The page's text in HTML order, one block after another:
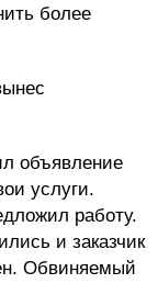
более
объявление
услуги.
работу.
и заказчик
Обвиняемый